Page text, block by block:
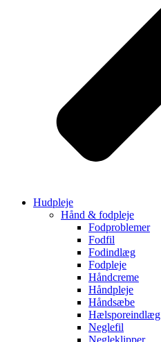
Hudpleje
Hånd & fodpleje
Fodproblemer
Fodfil
Fodindlæg
Fodpleje
Håndcreme
Håndpleje
Håndsæbe
Hælsporeindlæg
Neglefil
Negleklipper